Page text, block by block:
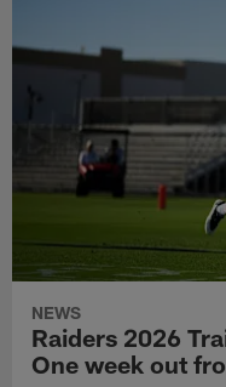
NEWS
Raiders 2026
One week out